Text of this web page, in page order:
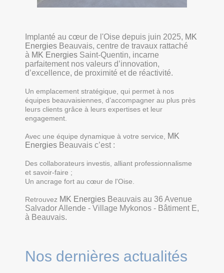
Implanté au cœur de l'Oise depuis juin 2025, MK
Energies Beauvais, centre de travaux rattaché
à MK Energies Saint-Quentin, incarne
parfaitement nos valeurs d’innovation,
d’excellence, de proximité et de réactivité.
Un emplacement stratégique, qui permet à nos
équipes beauvaisiennes, d’accompagner au plus près
leurs clients grâce à leurs expertises et leur
engagement.
Avec une équipe dynamique à votre service, MK
Energies Beauvais c’est :
Des collaborateurs investis, alliant professionnalisme
et savoir-faire ;
Un ancrage fort au cœur de l'Oise.
Retrouvez MK Energies Beauvais au 36 Avenue
Salvador Allende - Village Mykonos - Bâtiment E,
à Beauvais.
Nos dernières actualités